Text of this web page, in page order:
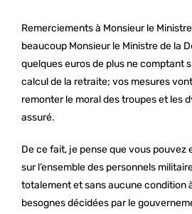
Remerciements à Monsieur le
beaucoup Monsieur le Ministre de la
quelques euros de plus ne comptant
calcul de la retraite; vos mesures
remonter le moral des troupes et les
assuré.
De ce fait, je pense que vous
sur l’ensemble des personnels
totalement et sans aucune condition
besognes décidées par le